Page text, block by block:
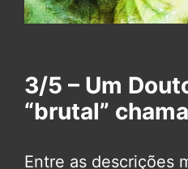
3/5 – Um
“brutal”
Entre as descrições